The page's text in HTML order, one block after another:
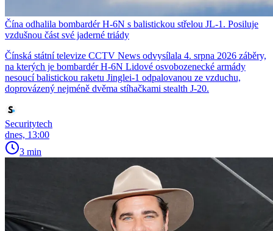
Čína odhalila bombardér H-6N s balistickou střelou JL-1. Posiluje
vzdušnou část své jaderné triády
Čínská státní televize CCTV News odvysílala 4. srpna 2026 záběry,
na kterých je bombardér H-6N Lidové osvobozenecké armády
nesoucí balistickou raketu Jinglei-1 odpalovanou ze vzduchu,
doprovázený nejméně dvěma stíhačkami stealth J-20.
Securitytech
dnes, 13:00
3 min